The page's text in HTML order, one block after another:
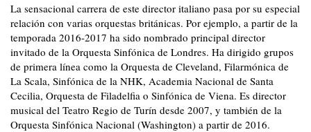
La sensacional carrera de este director italiano pasa por su especial
relación con varias orquestas británicas. Por ejemplo, a partir de la
temporada 2016-2017 ha sido nombrado principal director
invitado de la Orquesta Sinfónica de Londres. Ha dirigido grupos
de primera línea como la Orquesta de Cleveland, Filarmónica de
La Scala, Sinfónica de la NHK, Academia Nacional de Santa
Cecilia, Orquesta de Filadelfia o Sinfónica de Viena. Es director
musical del Teatro Regio de Turín desde 2007, y también de la
Orquesta Sinfónica Nacional (Washington) a partir de 2016.